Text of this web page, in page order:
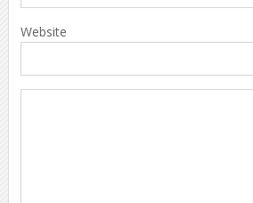
Website